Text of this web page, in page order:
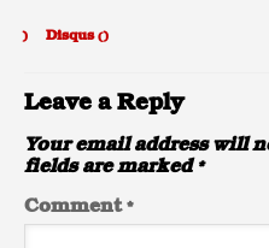
) Disqus ( )
Leave a Reply
Your email address will
fields are marked *
Comment*